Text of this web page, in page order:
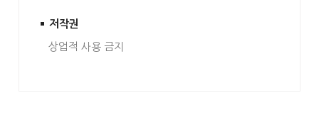
저작권
상업적 사용 금지